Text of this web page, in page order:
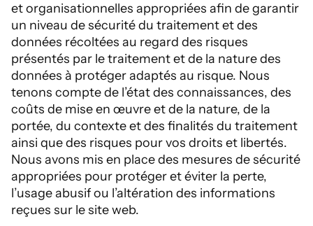
et organisationnelles appropriées afin de garantir
un niveau de sécurité du traitement et des
données récoltées au regard des risques
présentés par le traitement et de la nature des
données à protéger adaptés au risque. Nous
tenons compte de l’état des connaissances, des
coûts de mise en œuvre et de la nature, de la
portée, du contexte et des finalités du traitement
ainsi que des risques pour vos droits et libertés.
Nous avons mis en place des mesures de sécurité
appropriées pour protéger et éviter la perte,
l’usage abusif ou l’altération des informations
reçues sur le site web.